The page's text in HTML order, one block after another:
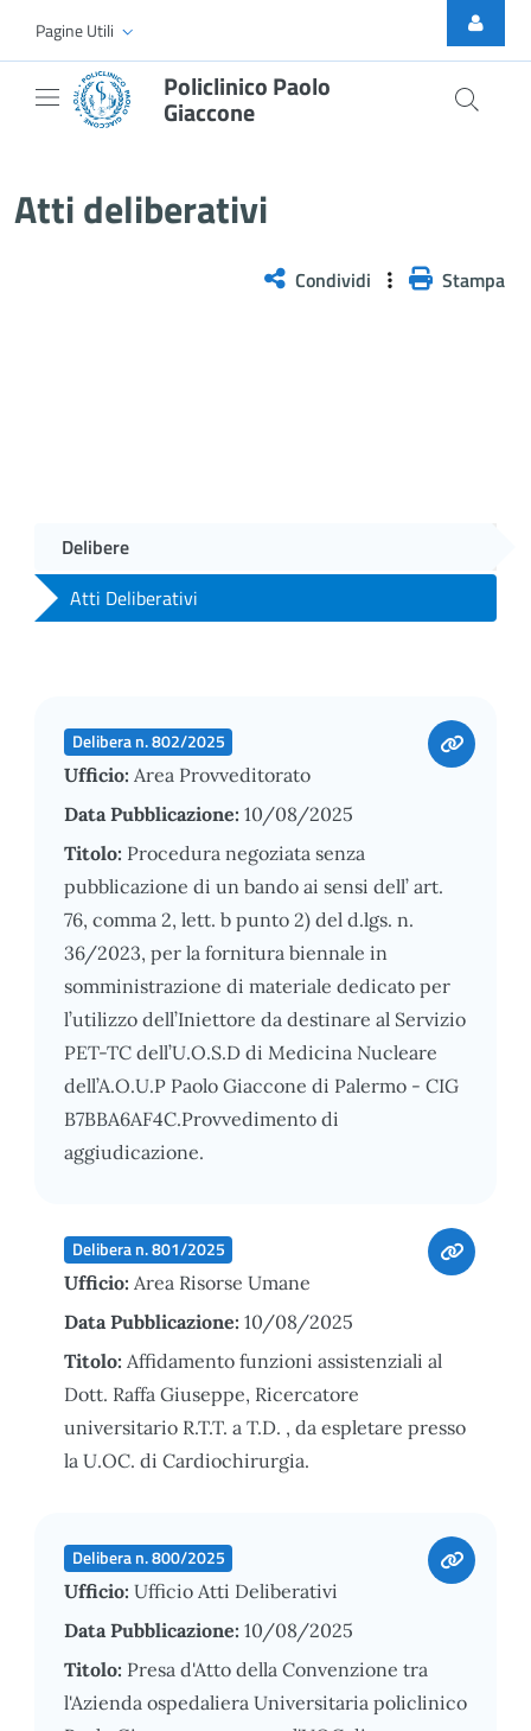
Skip to Main Content
Pagine Utili
Policlinico Paolo
Giaccone
Atti deliberativi
Condividi Stampa
Delibere
Atti Deliberativi
Delibera n. 802/2025
Ufficio: Area Provveditorato
Data Pubblicazione: 10/08/2025
Titolo: Procedura negoziata senza
pubblicazione di un bando ai sensi dell’ art.
76, comma 2, lett. b punto 2) del d.lgs. n.
36/2023, per la fornitura biennale in
somministrazione di materiale dedicato per
l’utilizzo dell’Iniettore da destinare al Servizio
PET-TC dell’U.O.S.D di Medicina Nucleare
dell’A.O.U.P Paolo Giaccone di Palermo - CIG
B7BBA6AF4C.Provvedimento di
aggiudicazione.
Delibera n. 801/2025
Ufficio: Area Risorse Umane
Data Pubblicazione: 10/08/2025
Titolo: Affidamento funzioni assistenziali al
Dott. Raffa Giuseppe, Ricercatore
universitario R.T.T. a T.D. , da espletare presso
la U.OC. di Cardiochirurgia.
Delibera n. 800/2025
Ufficio: Ufficio Atti Deliberativi
Data Pubblicazione: 10/08/2025
Titolo: Presa d'Atto della Convenzione tra
l'Azienda ospedaliera Universitaria policlinico